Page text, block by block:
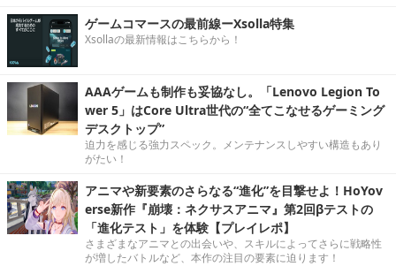
ゲームコマースの最前線ーXsolla特集
Xsollaの最新情報はこちらから！
AAAゲームも制作も妥協なし。「Lenovo Legion To
wer 5」はCore Ultra世代の“全てこなせるゲーミング
デスクトップ”
迫力を感じる強力スペック。メンテナンスしやすい構造もあり
がたい！
アニマや新要素のさらなる“進化”を目撃せよ！HoYov
erse新作『崩壊：ネクサスアニマ』第2回βテストの
「進化テスト」を体験【プレイレポ】
さまざまなアニマとの出会いや、スキルによってさらに戦略性
が増したバトルなど、本作の注目の要素に迫ります！